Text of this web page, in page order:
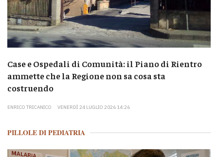
Case e Ospedali di Comunità: il Piano di Rientro
ammette che la Regione non sa cosa sta
costruendo
ENRICO TRICANICO VENERDÌ 24 LUGLIO 2026 14:26
PILLOLE DI PEDIATRIA